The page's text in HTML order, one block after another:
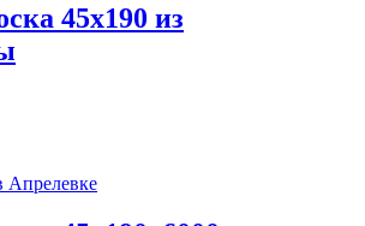
45х190 из